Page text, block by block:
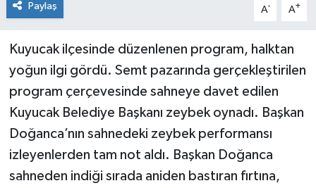
Paylaş A- A+
Kuyucak ilçesinde düzenlenen program, halktan
yoğun ilgi gördü. Semt pazarında gerçekleştirilen
program çerçevesinde sahneye davet edilen
Kuyucak Belediye Başkanı zeybek oynadı. Başkan
Doğanca’nın sahnedeki zeybek performansı
izleyenlerden tam not aldı. Başkan Doğanca
sahneden indiği sırada aniden bastıran fırtına,